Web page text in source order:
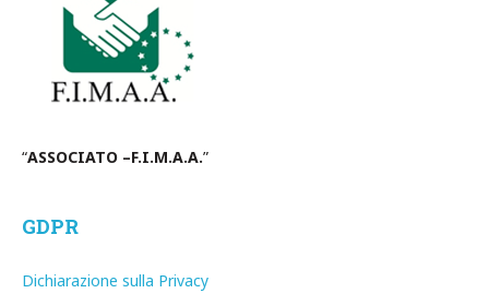
“ASSOCIATO –F.I.M.A.A.”
GDPR
Dichiarazione sulla Privacy